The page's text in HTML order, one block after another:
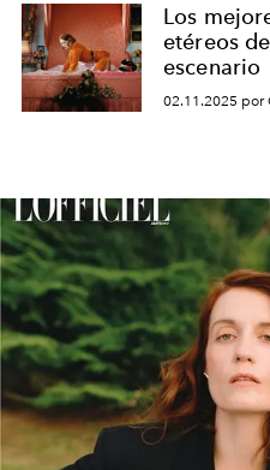
Los
etéreos
escenario
02.11.2025 por